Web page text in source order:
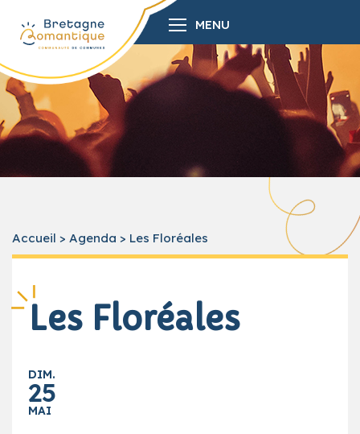
MENU
Accueil > Agenda > Les Floréales
Les Floréales
DIM.
25
MAI